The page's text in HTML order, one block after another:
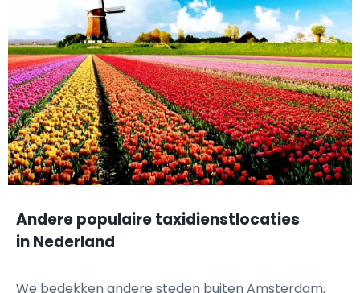
Andere populaire taxidienstlocaties
in Nederland
We bedekken andere steden buiten Amsterdam,